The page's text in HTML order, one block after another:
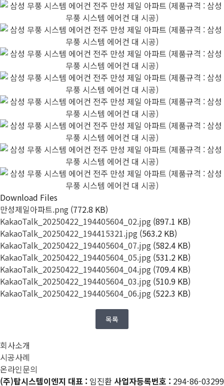
Download Files
만성제일아파트.png (772.8 KB)
KakaoTalk_20250422_194405604_02.jpg (897.1 KB)
KakaoTalk_20250422_194415321.jpg (563.2 KB)
KakaoTalk_20250422_194405604_07.jpg (582.4 KB)
KakaoTalk_20250422_194405604_05.jpg (531.2 KB)
KakaoTalk_20250422_194405604_04.jpg (709.4 KB)
KakaoTalk_20250422_194405604_03.jpg (510.9 KB)
KakaoTalk_20250422_194405604_06.jpg (522.3 KB)
목록
회사소개
시공사례
온라인문의
(주)탑시스템이엔지 대표 : 임진환 사업자등록번호 : 294-86-03299